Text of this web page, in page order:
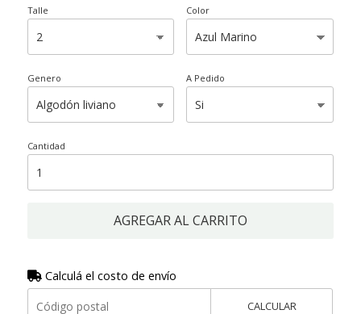
Talle Color
Genero A Pedido
Cantidad
AGREGAR AL CARRITO
Calculá el costo de envío
CALCULAR